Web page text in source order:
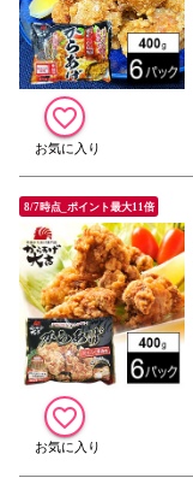
8/7時点_ポイント最大11倍